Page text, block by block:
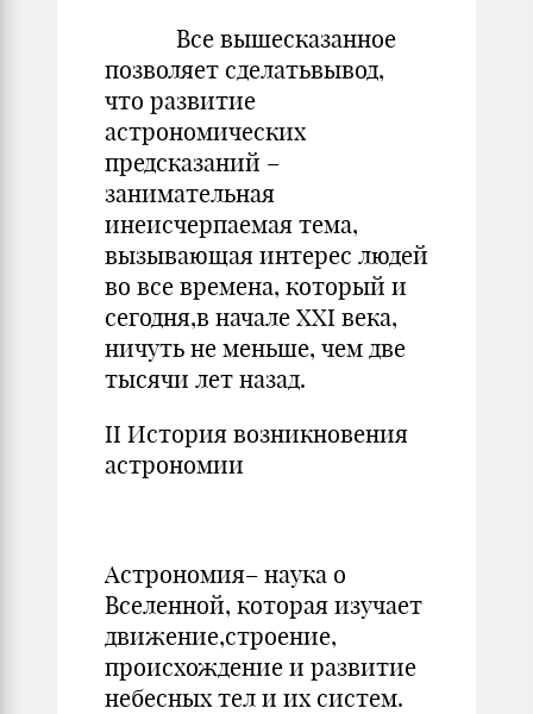
Все вышесказанное
позволяет сделатьвывод,
что развитие
астрономических
предсказаний –
занимательная
инеисчерпаемая тема,
вызывающая интерес людей
во все времена, который и
сегодня,в начале XXI века,
ничуть не меньше, чем две
тысячи лет назад.
II История возникновения
астрономии
Астрономия– наука о
Вселенной, которая изучает
движение,строение,
происхождение и развитие
небесных тел и их систем.